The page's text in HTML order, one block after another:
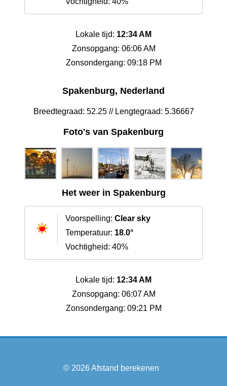
Lokale tijd: 12:34 AM
Zonsopgang: 06:06 AM
Zonsondergang: 09:18 PM
Spakenburg, Nederland
Breedtegraad: 52.25 // Lengtegraad: 5.36667
Foto's van Spakenburg
Het weer in Spakenburg
Voorspelling: Clear sky
Temperatuur: 18.0°
Vochtigheid: 40%
Lokale tijd: 12:34 AM
Zonsopgang: 06:07 AM
Zonsondergang: 09:21 PM
© 2026Afstand berekenen